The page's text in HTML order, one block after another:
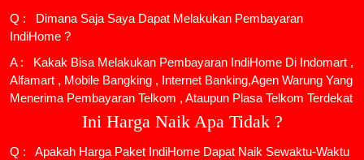
Q : Dimana Saja Saya Dapat Melakukan Pembayaran
IndiHome ?
A : Kakak Bisa Melakukan Pembayaran IndiHome Di Indomart ,
Alfamart , Mobile Bangking , Internet Banking,Agen Warung Yang
Menerima Pembayaran Telkom , Ataupun Plasa Telkom Terdekat
Ini Harga Naik Apa Tidak ?
Q : Apakah Harga Paket IndiHome Dapat Naik Sewaktu-Waktu